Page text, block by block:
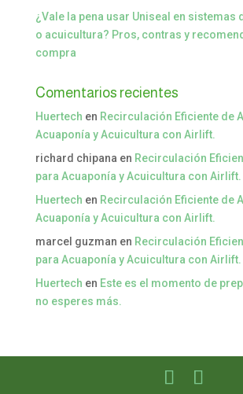
¿Vale la pena usar Uniseal en sistemas
o acuicultura? Pros, contras y
compra
Comentarios recientes
Huertech en Recirculación Eficiente de
Acuaponía y Acuicultura con Airlift.
richard chipana en Recirculación
para Acuaponía y Acuicultura con Airlift.
Huertech en Recirculación Eficiente de
Acuaponía y Acuicultura con Airlift.
marcel guzman en Recirculación
para Acuaponía y Acuicultura con Airlift.
Huertech en Este es el momento de
no esperes más.